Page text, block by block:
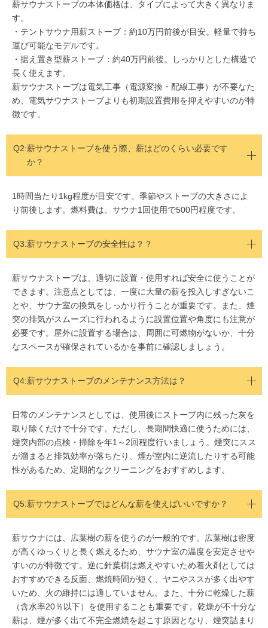
薪サウナストーブの本体価格は、タイプによって大きく異なりま
す。
・テントサウナ用薪ストーブ：約10万円前後が目安。軽量で持ち
運び可能なモデルです。
・据え置き型薪ストーブ：約40万円前後。しっかりとした構造で
長く使えます。
薪サウナストーブは電気工事（電源変換・配線工事）が不要なた
め、電気サウナストーブよりも初期設置費用を抑えやすいのが特
徴です。
Q2:薪サウナストーブを使う際、薪はどのくらい必要です
か？
1時間当たり1kg程度が目安です。季節やストーブの大きさによ
り前後します。燃料費は、サウナ1回使用で500円程度です。
Q3:薪サウナストーブの安全性は？？
薪サウナストーブは、適切に設置・使用すれば安全に使うことが
できます。注意点としては、一度に大量の薪を投入しすぎないこ
とや、サウナ室の換気をしっかり行うことが重要です。また、煙
突の排気がスムーズに行われるように設置位置や角度にも注意が
必要です。屋外に設置する場合は、周囲に可燃物がないか、十分
なスペースが確保されているかを事前に確認しましょう。
Q4:薪サウナストーブのメンテナンス方法は？
日常のメンテナンスとしては、使用後にストーブ内に残った灰を
取り除くだけで十分です。ただし、長期間快適に使うためには、
煙突内部の点検・掃除を年1～2回程度行いましょう。煙突にスス
が溜まると排気効率が落ちたり、煙が室内に逆流したりする可能
性があるため、定期的なクリーニングをおすすめします。
Q5:薪サウナストーブではどんな薪を使えばいいですか？
薪サウナには、広葉樹の薪を使うのが一般的です。広葉樹は密度
が高くゆっくりと長く燃えるため、サウナ室の温度を安定させや
すいのが特徴です。逆に針葉樹は燃えやすいため着火剤としては
おすすめできる反面、燃焼時間が短く、ヤニやススが多く出やす
いため、火の維持には適していません。また、十分に乾燥した薪
（含水率20％以下）を使用することも重要です。乾燥が不十分な
薪は、煙が多く出て不完全燃焼を起こす原因となり、煙突詰まり